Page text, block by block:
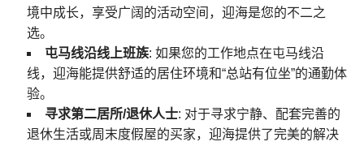
境中成长，享受广阔的活动空间，迎海是您的不二之
选。
屯马线沿线上班族: 如果您的工作地点在屯马线沿
线，迎海能提供舒适的居住环境和“总站有位坐”的通勤体
验。
寻求第二居所/退休人士: 对于寻求宁静、配套完善的
退休生活或周末度假屋的买家，迎海提供了完美的解决